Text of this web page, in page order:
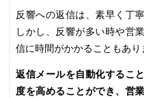
反響への返信は、素早く丁
しかし、反響が多い時や営
信に時間がかかることもあり
返信メールを自動化するこ
度を高めることができ、営